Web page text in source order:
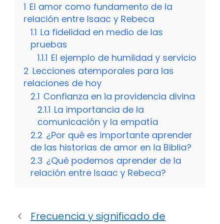
1 El amor como fundamento de la
relación entre Isaac y Rebeca
1.1 La fidelidad en medio de las
pruebas
1.1.1 El ejemplo de humildad y servicio
2 Lecciones atemporales para las
relaciones de hoy
2.1 Confianza en la providencia divina
2.1.1 La importancia de la
comunicación y la empatía
2.2 ¿Por qué es importante aprender
de las historias de amor en la Biblia?
2.3 ¿Qué podemos aprender de la
relación entre Isaac y Rebeca?
Frecuencia y significado de